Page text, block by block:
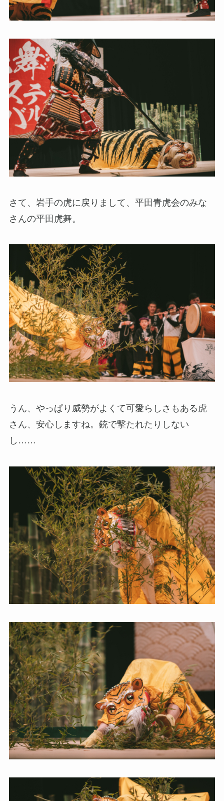
さて、岩手の虎に戻りまして、平田青虎会のみな
さんの平田虎舞。
うん、やっぱり威勢がよくて可愛らしさもある虎
さん、安心しますね。銃で撃たれたりしない
し……